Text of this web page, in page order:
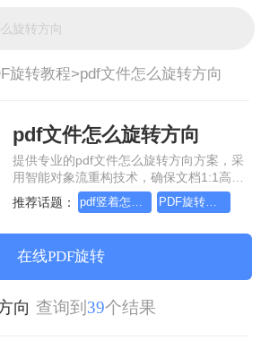
旋转教程>pdf文件怎么旋转方向
pdf文件怎么旋转方向
提供专业的pdf文件怎么旋转方向方案，采
用智能对象流重构技术，确保文档1:1高保
真还原且排版不乱码。支持一键批量处
理，全链路 SSL 加密保障隐私安全。助您
装，高效办公。
推荐话题： pdf竖着怎么横过来保存 PDF旋转过来怎么保存
在线PDF旋转
向 查询到 39个结果